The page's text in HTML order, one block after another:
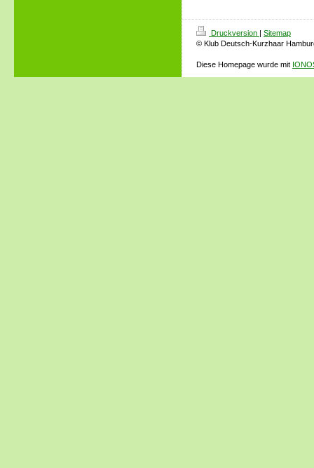
Druckversion | Sitemap
© Klub Deutsch-Kurzhaar
Diese Homepage wurde mit